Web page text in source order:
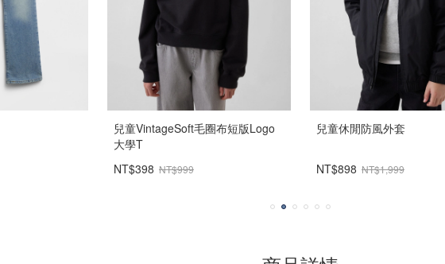
兒童VintageSoft毛圈布短版Logo
大學T
NT$398 NT$999
兒童休閒防風外套
NT$898 NT$1,999